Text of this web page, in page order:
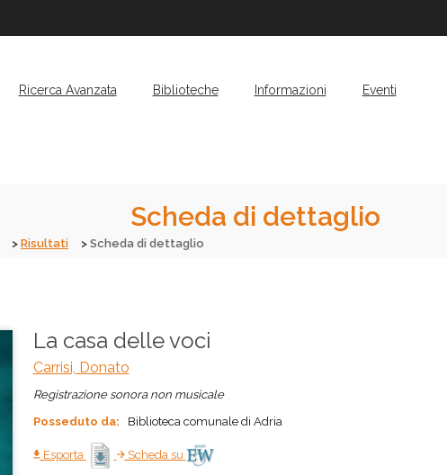
Ricerca Avanzata Biblioteche Informazioni Eventi
Scheda di dettaglio
Risultati Scheda di dettaglio
La casa delle voci
Carrisi, Donato
Registrazione sonora non musicale
Posseduto da:
Biblioteca comunale di Adria
Esporta Scheda su